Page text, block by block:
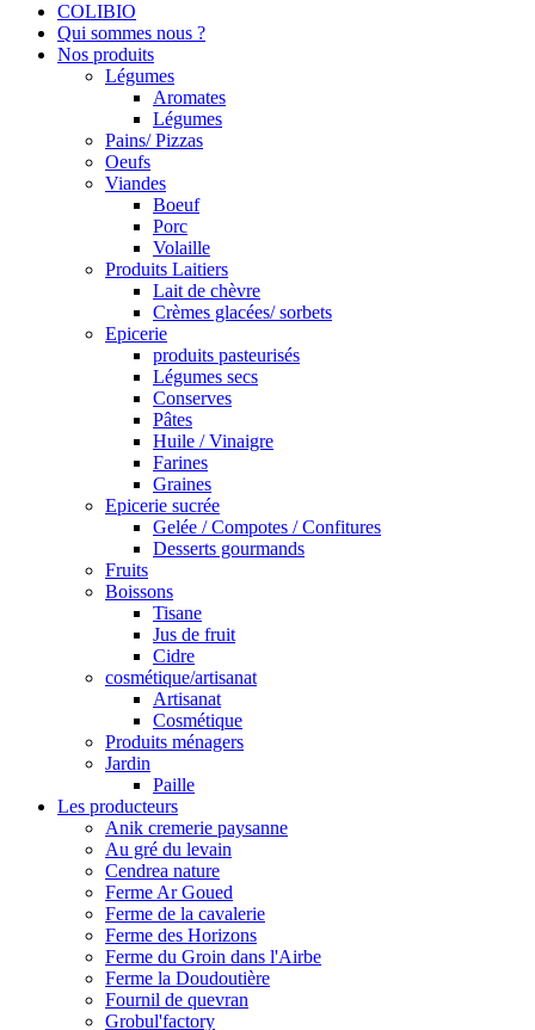
COLIBIO
Qui sommes nous ?
Nos produits
Légumes
Aromates
Légumes
Pains/ Pizzas
Oeufs
Viandes
Boeuf
Porc
Volaille
Produits Laitiers
Lait de chèvre
Crèmes glacées/ sorbets
Epicerie
produits pasteurisés
Légumes secs
Conserves
Pâtes
Huile / Vinaigre
Farines
Graines
Epicerie sucrée
Gelée / Compotes / Confitures
Desserts gourmands
Fruits
Boissons
Tisane
Jus de fruit
Cidre
cosmétique/artisanat
Artisanat
Cosmétique
Produits ménagers
Jardin
Paille
Les producteurs
Anik cremerie paysanne
Au gré du levain
Cendrea nature
Ferme Ar Goued
Ferme de la cavalerie
Ferme des Horizons
Ferme du Groin dans l'Airbe
Ferme la Doudoutière
Fournil de quevran
Grobul'factory